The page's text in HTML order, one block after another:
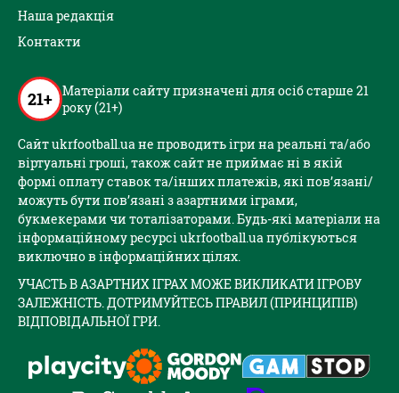
Наша редакція
Контакти
21+ Матеріали сайту призначені для осіб старше 21
року (21+)
Сайт ukrfootball.ua не проводить ігри на реальні та/або
віртуальні гроші, також сайт не приймає ні в якій
формі оплату ставок та/інших платежів, які пов’язані/
можуть бути пов’язані з азартними іграми,
букмекерами чи тоталізаторами. Будь-які матеріали на
інформаційному ресурсі ukrfootball.ua публікуються
виключно в інформаційних цілях.
УЧАСТЬ В АЗАРТНИХ ІГРАХ МОЖЕ ВИКЛИКАТИ ІГРОВУ
ЗАЛЕЖНІСТЬ. ДОТРИМУЙТЕСЬ ПРАВИЛ (ПРИНЦИПІВ)
ВІДПОВІДАЛЬНОЇ ГРИ.